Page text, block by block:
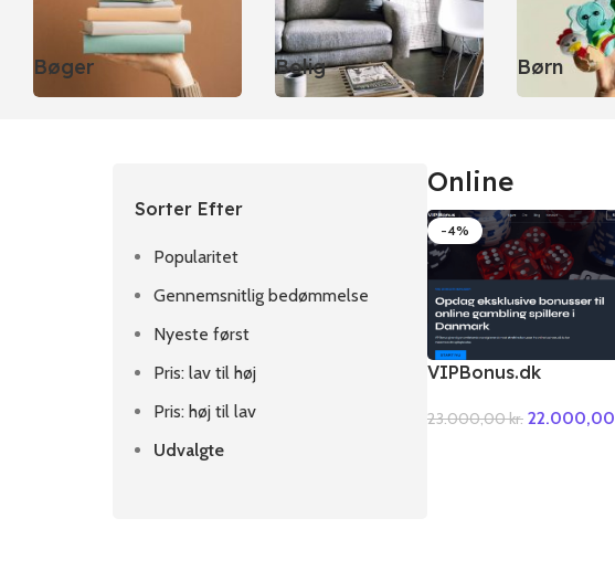
Bøger Bolig Børn
Sorter Efter
Popularitet
Gennemsnitlig bedømmelse
Nyeste først
Pris: lav til høj
Pris: høj til lav
Udvalgte
Online
-4%
VIPBonus.dk
23.000,00kr. 22.000,00